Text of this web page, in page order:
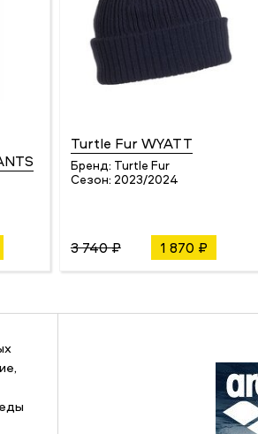
Turtle Fur WYATT
Бренд: Turtle Fur
Сезон: 2023/2024
3 740 ₽ 1 870 ₽